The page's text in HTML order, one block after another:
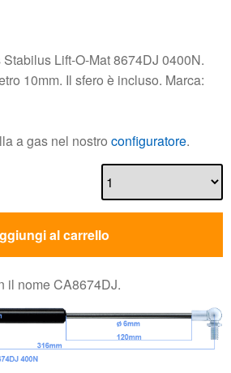
Lift-O-Mat 8674DJ 0400N.
10mm. Il sfero è incluso. Marca:
a gas nel nostro configuratore.
al carrello
il nome CA8674DJ.